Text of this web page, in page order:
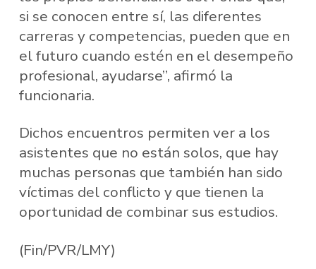
si se conocen entre sí, las diferentes
carreras y competencias, pueden que en
el futuro cuando estén en el desempeño
profesional, ayudarse”, afirmó la
funcionaria.
Dichos encuentros permiten ver a los
asistentes que no están solos, que hay
muchas personas que también han sido
víctimas del conflicto y que tienen la
oportunidad de combinar sus estudios.
(Fin/PVR/LMY)